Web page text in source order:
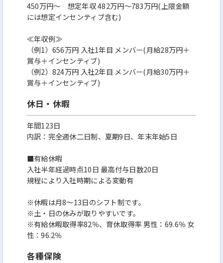
450万円〜 想定年収 482万円～783万円(上限金額
には想定インセンティブ含む)
≪年収例≫
（例1）656万円 入社1年目 メンバー(月給28万円＋
賞与＋インセンティブ)
（例2）824万円 入社2年目 メンバー(月給30万円＋
賞与＋インセンティブ)
休日・休暇
年間123日
内訳：完全週休二日制、夏期9日、年末年始5日
■有給休暇
入社半年経過時点10日 最高付与日数20日
規程により入社時期による変動有
※休暇は月8～13日のシフト制です。
※土・日の休みが取りやすいです。
※有給休暇取得率82％、育休取得率 男性：69.6％ 女
性：96.2％
各種保険